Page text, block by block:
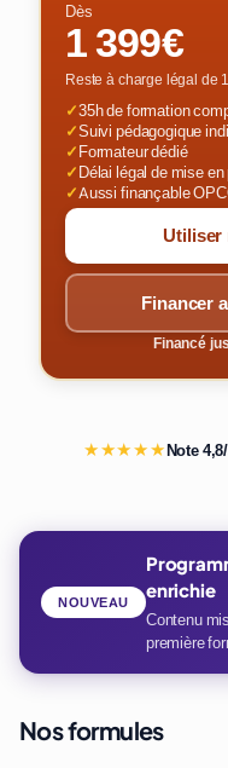
Dès
1 399€
Reste à charge légal de
✓35h de formation
✓Suivi pédagogique
✓Formateur dédié
✓Délai légal de mise en
✓Aussi finançable
Utiliser
Financer
Financé
★★★★★Note
enrichie
Contenu
première
NOUVEAU
Nos formules